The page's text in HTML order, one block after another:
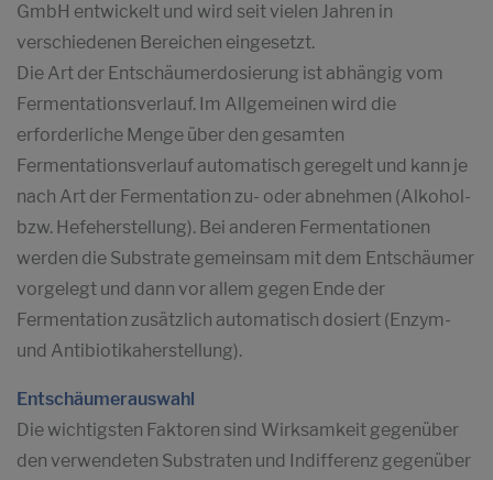
GmbH entwickelt und wird seit vielen Jahren in
verschiedenen Bereichen eingesetzt.
Die Art der Entschäumerdosierung ist abhängig vom
Fermentationsverlauf. Im Allgemeinen wird die
erforderliche Menge über den gesamten
Fermentationsverlauf automatisch geregelt und kann je
nach Art der Fermentation zu- oder abnehmen (Alkohol-
bzw. Hefeherstellung). Bei anderen Fermentationen
werden die Substrate gemeinsam mit dem Entschäumer
vorgelegt und dann vor allem gegen Ende der
Fermentation zusätzlich automatisch dosiert (Enzym-
und Antibiotikaherstellung).
Entschäumerauswahl
Die wichtigsten Faktoren sind Wirksamkeit gegenüber
den verwendeten Substraten und Indifferenz gegenüber